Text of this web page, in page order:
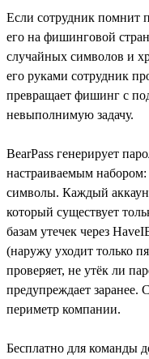
Если сотрудник помнит
его на фишинговой
случайных символов и
его руками сотрудник
превращает фишинг с
невыполнимую задачу.
BearPass генерирует
настраиваемым
символы. Каждый
который существует
базам утечек через
(наружу уходит только
проверяет, не утёк ли
предупреждает заранее.
периметр компании.
Бесплатно для команды